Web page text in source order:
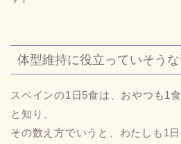
体型維持に役立っていそう
スペインの1日5食は、おやつも1
と知り、
その数え方でいうと、わたしも1